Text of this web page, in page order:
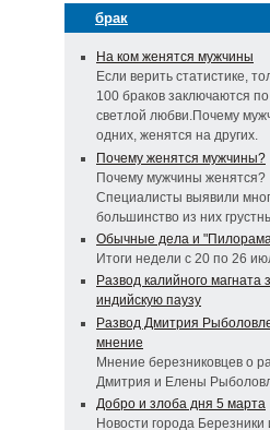
брак
На ком женятся мужчины
Если верить статистике,
100 браков заключаются
светлой любви.Почему
одних, женятся на других.
Почему женятся мужчины?
Почему мужчины женятся?
Специалисты выявили
большинство из них
Обычные дела и
Итоги недели с 20 по 26
Развод калийного магната
индийскую паузу
Развод Дмитрия
мнение
Мнение березниковцев о
Дмитрия и Елены
Добро и злоба дня 5 марта
Новости города Березники